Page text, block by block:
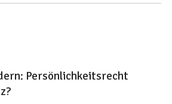
Persönlichkeitsrecht